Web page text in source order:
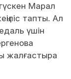
Марал
тапты. Ал
үшін
жалғастыра